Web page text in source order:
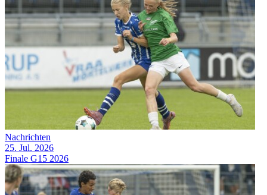
Nachrichten
25. Jul. 2026
Finale G15 2026